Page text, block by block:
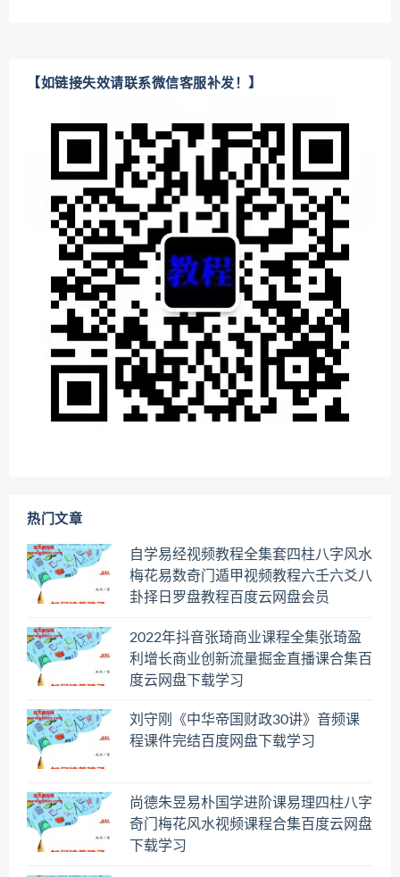
【如链接失效请联系微信客服补发！】
热门文章
自学易经视频教程全集套四柱八字风水
梅花易数奇门遁甲视频教程六壬六爻八
卦择日罗盘教程百度云网盘会员
2022年抖音张琦商业课程全集张琦盈
利增长商业创新流量掘金直播课合集百
度云网盘下载学习
刘守刚《中华帝国财政30讲》音频课
程课件完结百度网盘下载学习
尚德朱昱易朴国学进阶课易理四柱八字
奇门梅花风水视频课程合集百度云网盘
下载学习